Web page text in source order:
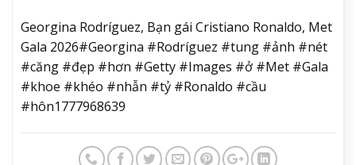
Georgina Rodríguez, Bạn gái Cristiano Ronaldo, Met
Gala 2026#Georgina #Rodríguez #tung #ảnh #nét
#căng #đẹp #hơn #Getty #Images #ở #Met #Gala
#khoe #khéo #nhẫn #tỷ #Ronaldo #cầu
#hôn1777968639